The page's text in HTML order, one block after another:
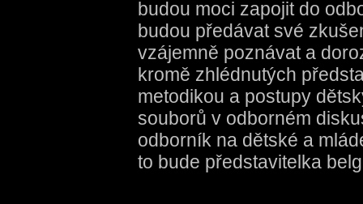
budou moci zapojit do
budou předávat své
vzájemně poznávat a
kromě zhlédnutých
metodikou a postupy
souborů v odborném
odborník na dětské a
to bude představitelka